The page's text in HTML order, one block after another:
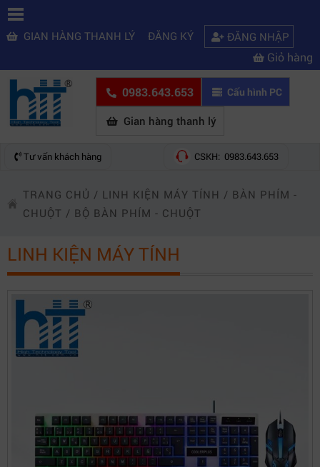
GIAN HÀNG THANH LÝ ĐĂNG KÝ ĐĂNG NHẬP
Giỏ hàng
0983.643.653 Cấu hình PC
Gian hàng thanh lý
Tư vấn khách hàng CSKH: 0983.643.653
TRANG CHỦ / LINH KIỆN MÁY TÍNH / BÀN PHÍM -
CHUỘT / BỘ BÀN PHÍM - CHUỘT
LINH KIỆN MÁY TÍNH